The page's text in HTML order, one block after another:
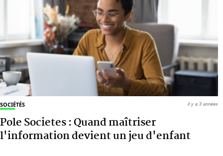
SOCIÉTÉS
Pole Societes : Quand maîtriser
l'information devient un jeu d'enfant
il y a 3 années